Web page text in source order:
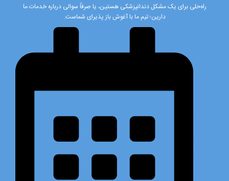
راه‌حلی برای یک مشکل دندانپزشکی هستین، یا صرفاً سوالی درباره خدمات ما
دارین؛ تیم ما با آغوش باز پذیرای شماست.